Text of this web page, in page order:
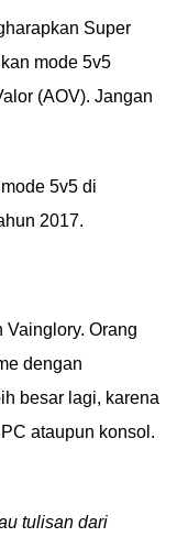
Super
mode 5v5
(AOV). Jangan
5v5 di
2017.
Vainglory. Orang
dengan
besar lagi, karena
ataupun konsol.
tulisan dari